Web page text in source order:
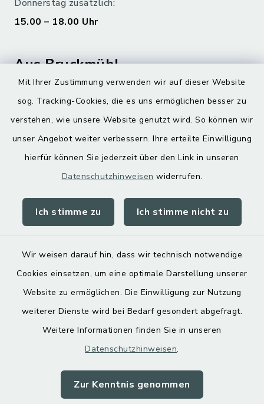
Mit Ihrer Zustimmung verwenden wir auf dieser Website
sog. Tracking-Cookies, die es uns ermöglichen besser zu
verstehen, wie unsere Website genutzt wird. So können wir
unser Angebot weiter verbessern. Ihre erteilte Einwilligung
hierfür können Sie jederzeit über den Link in unseren
Datenschutzhinweisen widerrufen.
Ich stimme zu Ich stimme nicht zu
Wir weisen darauf hin, dass wir technisch notwendige
Cookies einsetzen, um eine optimale Darstellung unserer
Website zu ermöglichen. Die Einwilligung zur Nutzung
weiterer Dienste wird bei Bedarf gesondert abgefragt.
Weitere Informationen finden Sie in unseren
Datenschutzhinweisen.
Zur Kenntnis genommen
Donnerstag zusätzlich:
15.00 – 18.00 Uhr
Aus Bruckmühl
Digitaler Ortsplan
Kontakt
Datenschutz
Impressum
Sitemap
Cookie-Einstellungen